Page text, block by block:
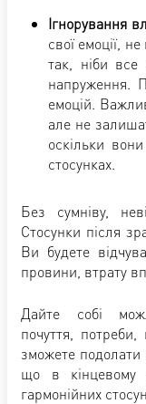
Ігнорування
свої емоції,
так, ніби
напруження.
емоцій.
але не
оскільки
стосунках.
Без сумніву,
Стосунки після
Ви будете
провини, втрату
Дайте собі
почуття,
зможете подолати
що в кінцевому
гармонійних